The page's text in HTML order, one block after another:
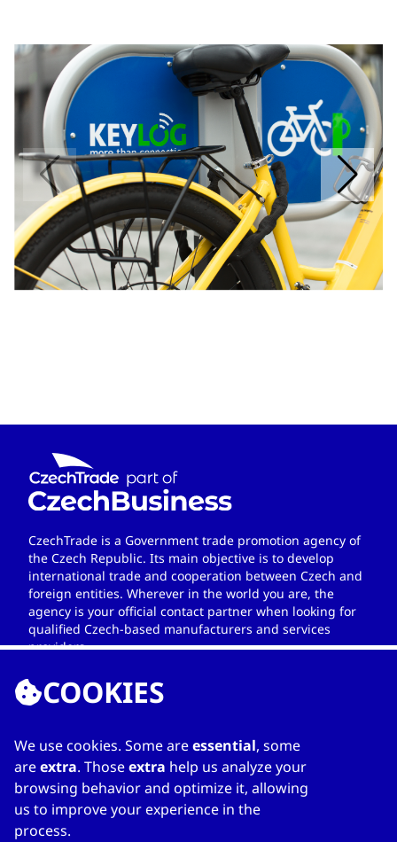
CzechTrade is a Government trade promotion agency of
the Czech Republic. Its main objective is to develop
international trade and cooperation between Czech and
foreign entities. Wherever in the world you are, the
agency is your official contact partner when looking for
qualified Czech-based manufacturers and services
providers.
ENLACES
Home
Sobre el directorio
Mi directorio
COOKIES
We use cookies. Some areessential, some
areextra. Thoseextra help us analyze your
browsing behavior and optimize it, allowing
us to improve your experience in the
process.